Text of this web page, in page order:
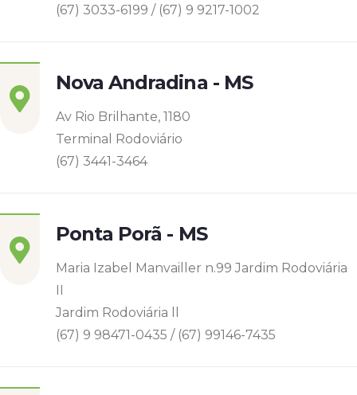
(67) 3033-6199 / (67) 9 9217-1002
Nova Andradina - MS
Av Rio Brilhante, 1180
Terminal Rodoviário
(67) 3441-3464
Ponta Porã - MS
Maria Izabel Manvailler n.99 Jardim Rodoviária
II
Jardim Rodoviária ll
(67) 9 98471-0435 / (67) 99146-7435